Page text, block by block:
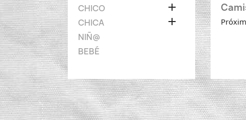
CHICO 
CHICA 
NIÑ@
BEBÉ